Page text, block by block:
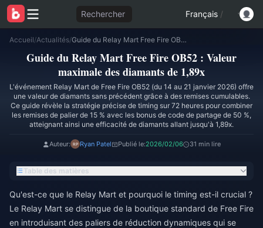
Rechercher Français /
Accueil/Actualités/ Guide du Relay Mart Free Fire OB52 : Valeur maximale des diamants de 1,89x
Guide du Relay Mart Free Fire OB52 : Valeur
maximale des diamants de 1,89x
L'événement Relay Mart de Free Fire OB52 (du 14 au 21 janvier 2026) offre
une valeur de diamants sans précédent grâce à des remises cumulables.
Ce guide révèle la stratégie précise de timing sur 72 heures pour combiner
les remises de palier de 15 % avec les bonus de code de partage de 50 %,
atteignant ainsi une efficacité de diamants allant jusqu'à 1,89x.
Auteur: Ryan Patel Publié le:2026/02/06 31 min lire
Table des matières
Qu'est-ce que le Relay Mart et pourquoi le timing est-il crucial ?
Le Relay Mart se distingue de la boutique standard de Free Fire
en introduisant des paliers de réduction dynamiques qui se